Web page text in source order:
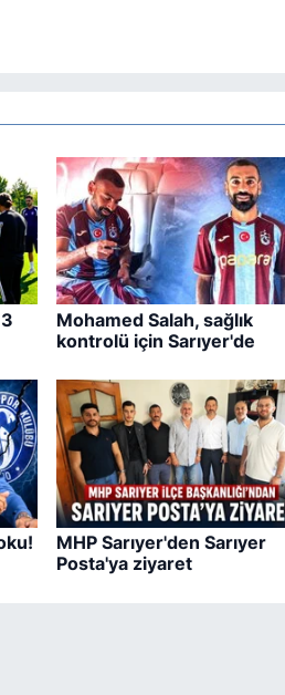
Mohamed Salah, sağlık
kontrolü için Sarıyer'de
MHP Sarıyer'den Sarıyer
Posta'ya ziyaret